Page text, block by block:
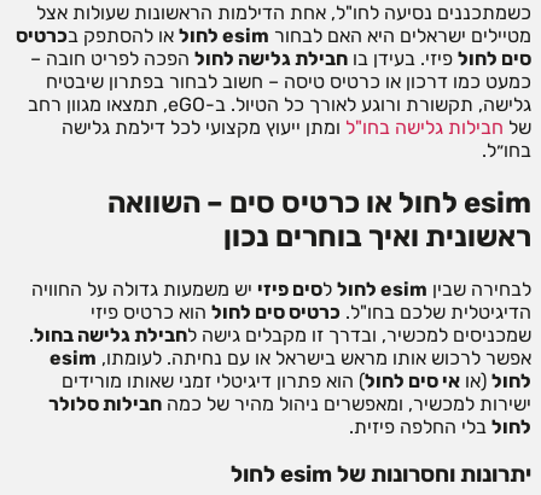
כשמתכננים נסיעה לחו"ל, אחת הדילמות הראשונות שעולות אצל
מטיילים ישראלים היא האם לבחור esim לחול או להסתפק בכרטיס
סים לחול פיזי. בעידן בו חבילת גלישה לחול הפכה לפריט חובה –
כמעט כמו דרכון או כרטיס טיסה – חשוב לבחור בפתרון שיבטיח
גלישה, תקשורת ורוגע לאורך כל הטיול. ב-eGO, תמצאו מגוון רחב
של חבילות גלישה בחו"ל ומתן ייעוץ מקצועי לכל דילמת גלישה
בחו״ל.
esim לחול או כרטיס סים – השוואה
ראשונית ואיך בוחרים נכון
לבחירה שבין esim לחול לסים פיזי יש משמעות גדולה על החוויה
הדיגיטלית שלכם בחו"ל. כרטיס סים לחול הוא כרטיס פיזי
שמכניסים למכשיר, ובדרך זו מקבלים גישה לחבילת גלישה בחול.
אפשר לרכוש אותו מראש בישראל או עם נחיתה. לעומתו, esim
לחול (או אי סים לחול) הוא פתרון דיגיטלי זמני שאותו מורידים
ישירות למכשיר, ומאפשרים ניהול מהיר של כמה חבילות סלולר
לחול בלי החלפה פיזית.
יתרונות וחסרונות של esim לחול